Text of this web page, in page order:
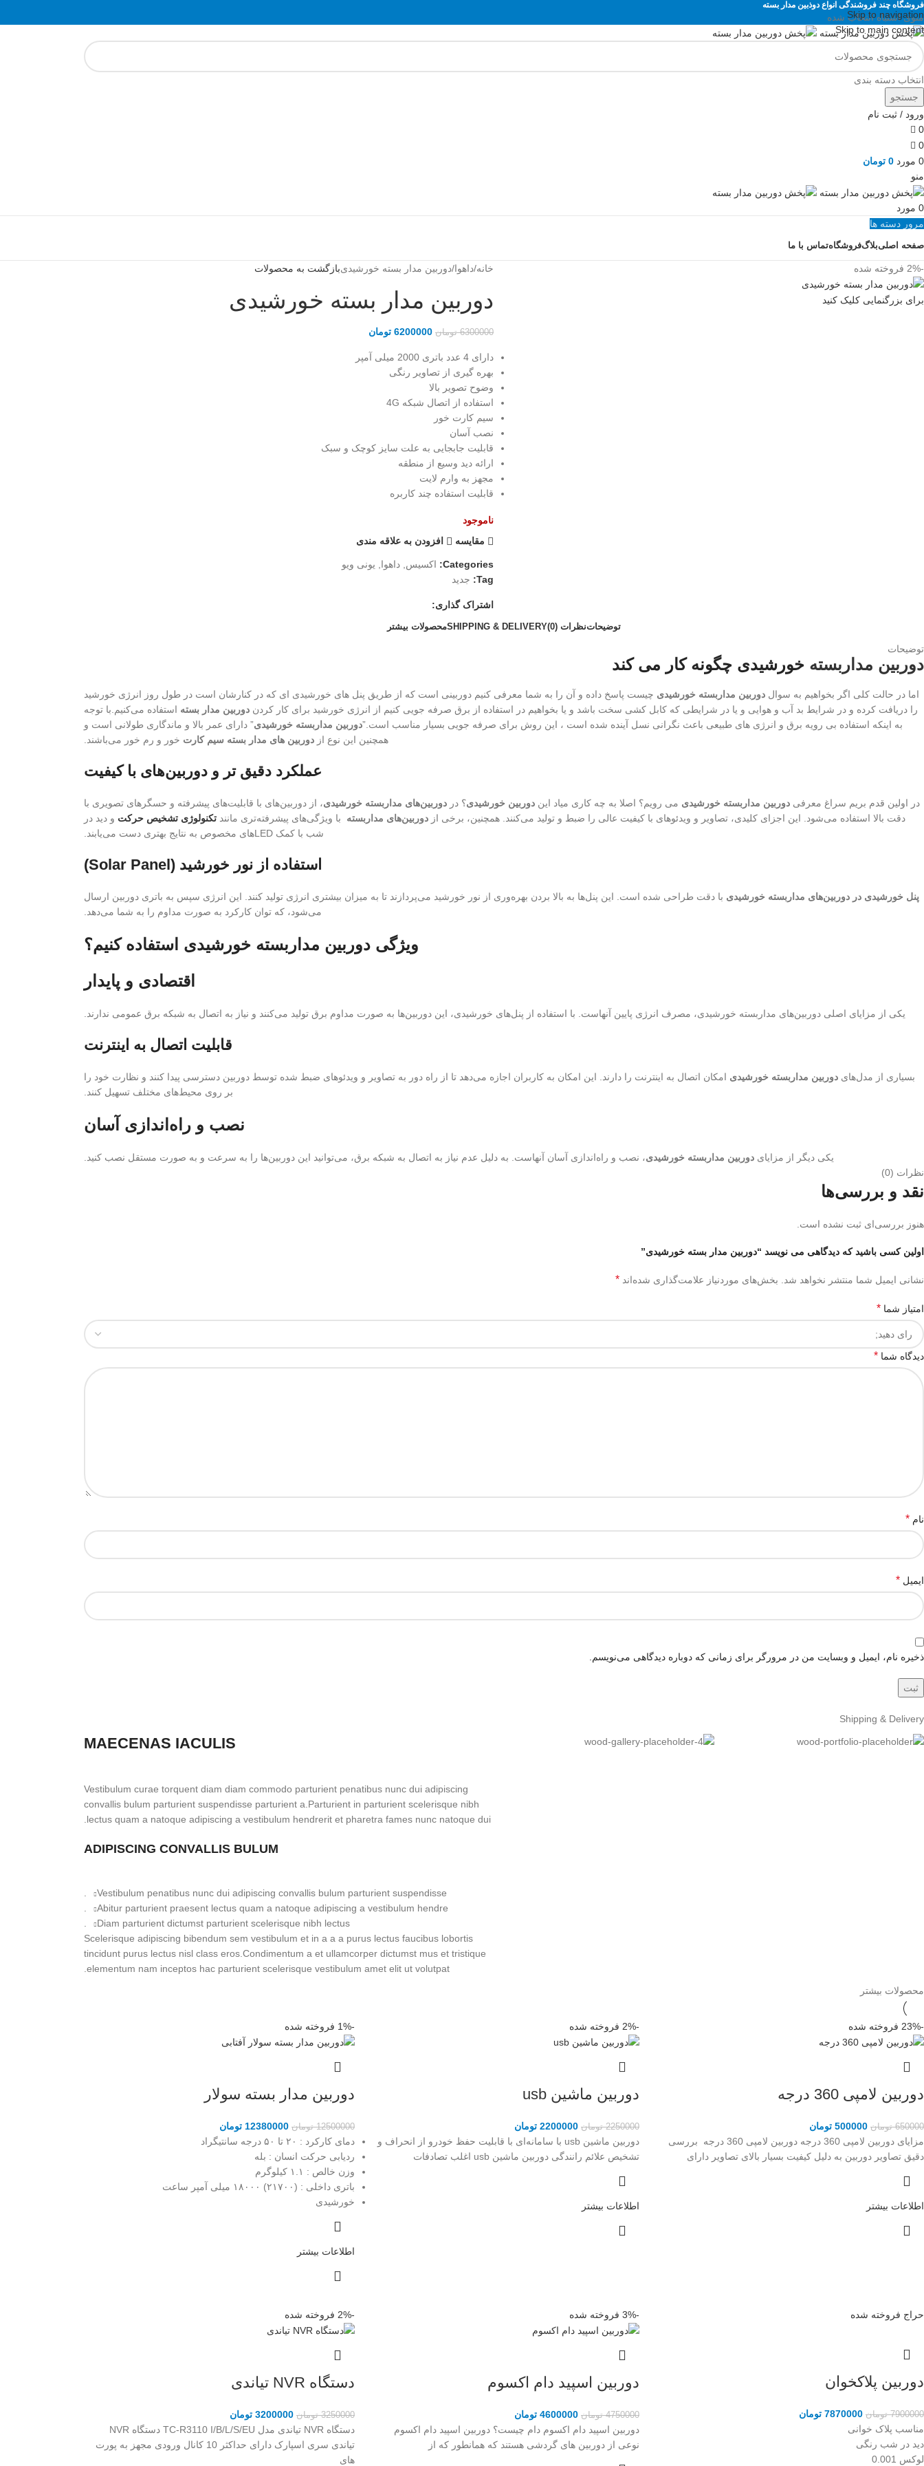
Skip to navigation
Skip to main content
فروشگاه چند فروشندگی انواع دوذبین مدار بسته
منوی اشتباه انتخاب شده
انتخاب دسته بندی
جستجو
ورود / ثبت نام
0
0
0 مورد 0 تومان
منو
0 مورد
مرور دسته ها
صفحه اصلیبلاگفروشگاهتماس با ما
-2% فروخته شده
برای بزرگنمایی کلیک کنید
خانه داهوا دوربین مدار بسته خورشیدیبازگشت به محصولات
دوربین مدار بسته خورشیدی
6300000 تومان 6200000 تومان
دارای 4 عدد باتری 2000 میلی آمپر
بهره گیری از تصاویر رنگی
وضوح تصویر بالا
استفاده از اتصال شبکه 4G
سیم کارت خور
نصب آسان
قابلیت جابجایی به علت سایز کوچک و سبک
ارائه دید وسیع از منطقه
مجهز به وارم لایت
قابلیت استفاده چند کاربره
ناموجود
مقايسه
افزودن به علاقه مندی
Categories: اکسیس داهوا
یونی ویو
Tag:
جدید
اشتراک گذاری:
توضیحاتنظرات (0) SHIPPING & DELIVERYمحصولات بیشتر
توضیحات
دوربین مداربسته خورشیدی چگونه کار می کند
اما در حالت کلی اگر بخواهیم به سوال دوربین مداربسته خورشیدی چیست پاسخ داده و آن را به شما معرفی کنیم دوربینی است که از طریق پنل های خورشیدی ای که در کنارشان است در طول روز انرژی خورشید
را دریافت کرده و در شرایط بد آب و هوایی و یا در شرایطی که کابل کشی سخت باشد و یا بخواهیم در استفاده از برق صرفه جویی کنیم از انرژی خورشید برای کار کردن دوربین مدار بسته استفاده می‌کنیم.با توجه
به اینکه استفاده بی رویه برق و انرژی های طبیعی باعث نگرانی نسل آینده شده است ، این روش برای صرفه جویی بسیار مناسب است.”دوربین مداربسته خورشیدی” دارای عمر بالا و ماندگاری طولانی است و
همچنین این نوع از دوربین های مدار بسته سیم کارت خور و رم خور می‌باشند.
عملکرد دقیق تر و دوربین‌های با کیفیت
در اولین قدم بریم سراغ معرفی دوربین مداربسته خورشیدی می رویم؟ اصلا به چه کاری میاد این دوربین خورشیدی؟ در دوربین‌های مداربسته خورشیدی، از دوربین‌های با قابلیت‌های پیشرفته و حسگرهای تصویری با
دقت بالا استفاده می‌شود. این اجزای کلیدی، تصاویر و ویدئوهای با کیفیت عالی را ضبط و تولید می‌کنند. همچنین، برخی از دوربین‌های مداربسته با ویژگی‌های پیشرفته‌تری مانند تکنولوژی تشخیص حرکت و دید در
شب با کمک LED‌های مخصوص به نتایج بهتری دست می‌یابند.
استفاده از نور خورشید (Solar Panel)
پنل خورشیدی در دوربین‌های مداربسته خورشیدی با دقت طراحی شده است. این پنل‌ها به بالا بردن بهره‌وری از نور خورشید می‌پردازند تا به میزان بیشتری انرژی تولید کنند. این انرژی سپس به باتری دوربین ارسال
می‌شود، که توان کارکرد به صورت مداوم را به شما می‌دهد.
ویژگی دوربین مداربسته خورشیدی استفاده کنیم؟
اقتصادی و پایدار
یکی از مزایای اصلی دوربین‌های مداربسته خورشیدی، مصرف انرژی پایین آنهاست. با استفاده از پنل‌های خورشیدی، این دوربین‌ها به صورت مداوم برق تولید می‌کنند و نیاز به اتصال به شبکه برق عمومی ندارند.
قابلیت اتصال به اینترنت
بسیاری از مدل‌های دوربین مداربسته خورشیدی امکان اتصال به اینترنت را دارند. این امکان به کاربران اجازه می‌دهد تا از راه دور به تصاویر و ویدئوهای ضبط شده توسط دوربین دسترسی پیدا کنند و نظارت خود را
بر روی محیط‌های مختلف تسهیل کنند.
نصب و راه‌اندازی آسان
یکی دیگر از مزایای دوربین مداربسته خورشیدی، نصب و راه‌اندازی آسان آنهاست. به دلیل عدم نیاز به اتصال به شبکه برق، می‌توانید این دوربین‌ها را به سرعت و به صورت مستقل نصب کنید.
نظرات (0)
نقد و بررسی‌ها
هنوز بررسی‌ای ثبت نشده است.
اولین کسی باشید که دیدگاهی می نویسد “دوربین مدار بسته خورشیدی”
نشانی ایمیل شما منتشر نخواهد شد. بخش‌های موردنیاز علامت‌گذاری شده‌اند *
امتیاز شما *
دیدگاه شما *
نام *
ایمیل *
ذخیره نام، ایمیل و وبسایت من در مرورگر برای زمانی که دوباره دیدگاهی می‌نویسم.
Shipping & Delivery
MAECENAS IACULIS
Vestibulum curae torquent diam diam commodo parturient penatibus nunc dui adipiscing
convallis bulum parturient suspendisse parturient a.Parturient in parturient scelerisque nibh
lectus quam a natoque adipiscing a vestibulum hendrerit et pharetra fames nunc natoque dui.
ADIPISCING CONVALLIS BULUM
Vestibulum penatibus nunc dui adipiscing convallis bulum parturient suspendisse.
Abitur parturient praesent lectus quam a natoque adipiscing a vestibulum hendre.
Diam parturient dictumst parturient scelerisque nibh lectus.
Scelerisque adipiscing bibendum sem vestibulum et in a a a purus lectus faucibus lobortis
tincidunt purus lectus nisl class eros.Condimentum a et ullamcorper dictumst mus et tristique
elementum nam inceptos hac parturient scelerisque vestibulum amet elit ut volutpat.
محصولات بیشتر
-23% فروخته شده
دوربین لامپی 360 درجه
650000 تومان 500000 تومان
مزایای دوربین لامپی 360 درجه دوربین لامپی 360 درجه بررسی
دقیق تصاویر دوربین به دلیل کیفیت بسیار بالای تصاویر دارای
اطلاعات بیشتر
-2% فروخته شده
دوربین ماشین usb
2250000 تومان 2200000 تومان
دوربین ماشین usb با سامانه‌ای با قابلیت حفظ خودرو از انحراف و
تشخیص علائم رانندگی دوربین ماشین usb اغلب تصادفات
اطلاعات بیشتر
-1% فروخته شده
دوربین مدار بسته سولار
12500000 تومان 12380000 تومان
دمای کارکرد : ۲۰ تا ۵۰ درجه سانتیگراد
ردیابی حرکت انسان : بله
وزن خالص : ۱.۱ کیلوگرم
باتری داخلی : (۲۱۷۰۰) ۱۸۰۰۰ میلی آمپر ساعت
خورشیدی
اطلاعات بیشتر
حراج فروخته شده
دوربین پلاکخوان
7900000 تومان 7870000 تومان
مناسب پلاک خوانی
دید در شب رنگی
لوکس 0.001
-3% فروخته شده
دوربین اسپید دام اکسوم
4750000 تومان 4600000 تومان
دوربین اسپید دام اکسوم دام چیست؟ دوربین اسپید دام اکسوم
نوعی از دوربین های گردشی هستند که همانطور که از
-2% فروخته شده
دستگاه NVR تیاندی
3250000 تومان 3200000 تومان
دستگاه NVR تیاندی مدل TC-R3110 I/B/L/S/EU دستگاه NVR
تیاندی سری اسپارک دارای حداکثر 10 کانال ورودی مجهز به پورت
های